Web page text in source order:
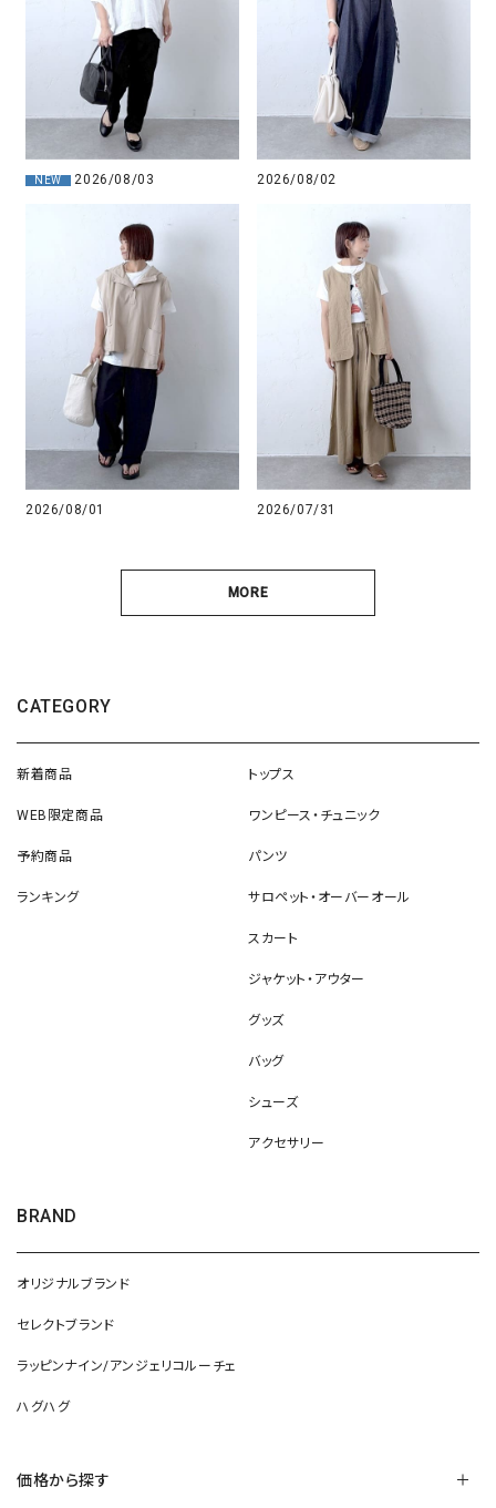
NEW 2026/08/03 2026/08/02
2026/08/01 2026/07/31
MORE
CATEGORY
新着商品
WEB限定商品
予約商品
ランキング
トップス
ワンピース・チュニック
パンツ
サロペット・オーバーオール
スカート
ジャケット・アウター
グッズ
バッグ
シューズ
アクセサリー
BRAND
オリジナルブランド
セレクトブランド
ラッピンナイン/アンジェリコルーチェ
ハグハグ
価格から探す